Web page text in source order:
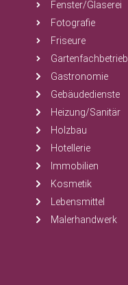
Fenster/Glaserei
Fotografie
Friseure
Gartenfachbetrieb
Gastronomie
Gebäudedienste
Heizung/Sanitär
Holzbau
Hotellerie
Immobilien
Kosmetik
Lebensmittel
Malerhandwerk